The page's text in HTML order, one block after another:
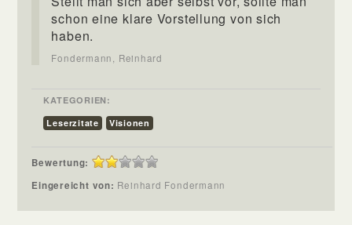
schon eine klare Vorstellung von sich
haben.
Fondermann, Reinhard
KATEGORIEN:
Leserzitate
Visionen
Bewertung:
Eingereicht von: Reinhard Fondermann